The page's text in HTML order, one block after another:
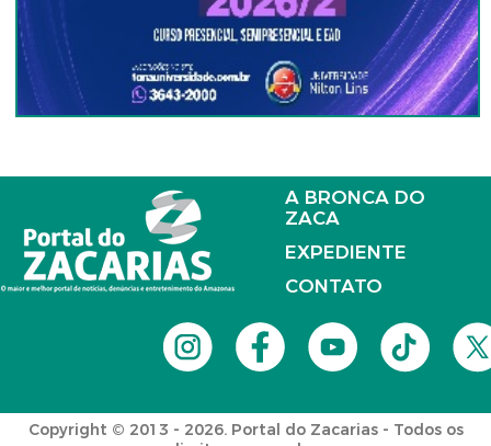
A BRONCA DO
ZACA
EXPEDIENTE
CONTATO
Copyright © 2013 - 2026. Portal do Zacarias - Todos os